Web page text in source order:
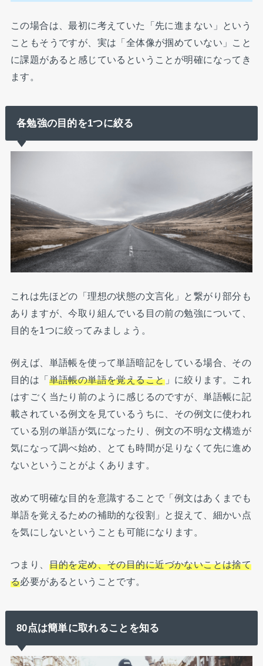
この場合は、最初に考えていた「先に進まない」という
こともそうですが、実は「全体像が掴めていない」こと
に課題があると感じているということが明確になってき
ます。
各勉強の目的を1つに絞る
これは先ほどの「理想の状態の文言化」と繋がり部分も
ありますが、今取り組んでいる目の前の勉強について、
目的を1つに絞ってみましょう。
例えば、単語帳を使って単語暗記をしている場合、その
目的は「 単語帳の単語を覚えること」に絞ります。これ
はすごく当たり前のように感じるのですが、単語帳に記
載されている例文を見ているうちに、その例文に使われ
ている別の単語が気になったり、例文の不明な文構造が
気になって調べ始め、とても時間が足りなくて先に進め
ないということがよくあります。
改めて明確な目的を意識することで「例文はあくまでも
単語を覚えるための補助的な役割」と捉えて、細かい点
を気にしないということも可能になります。
つまり、 目的を定め、その目的に近づかないことは捨て
る必要があるということです。
80点は簡単に取れることを知る